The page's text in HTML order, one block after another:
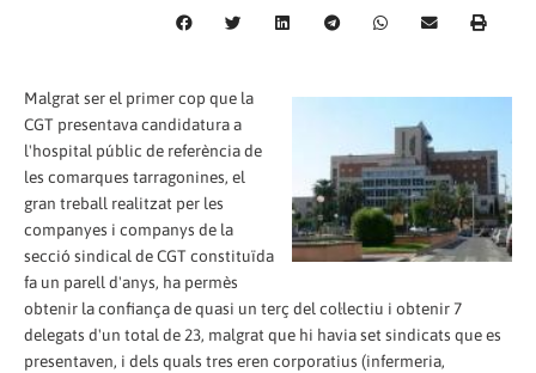
Malgrat ser el primer cop que la
CGT presentava candidatura a
l'hospital públic de referència de
les comarques tarragonines, el
gran treball realitzat per les
companyes i companys de la
secció sindical de CGT constituïda
fa un parell d'anys, ha permès
obtenir la confiança de quasi un terç del col·lectiu i obtenir 7
delegats d'un total de 23, malgrat que hi havia set sindicats que es
presentaven, i dels quals tres eren corporatius (infermeria,